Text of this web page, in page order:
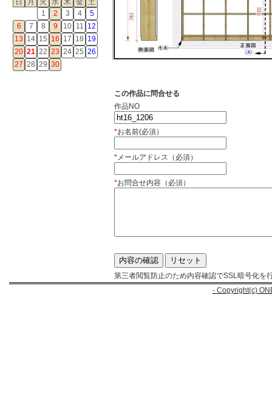
日
月 火 水 木 金
土
1
2 3 4
5
6
7 8 9 10 11 12
13 14 15 16 17 18 19
20 21 22 23 24 25 26
27 28 29 30
この作品に問合せる
作品NO
*お名前(必須）
*メールアドレス（必須）
*お問合せ内容（必須）
第三者閲覧防止のため内容確認でSSL暗号化を
- Copyright(c)